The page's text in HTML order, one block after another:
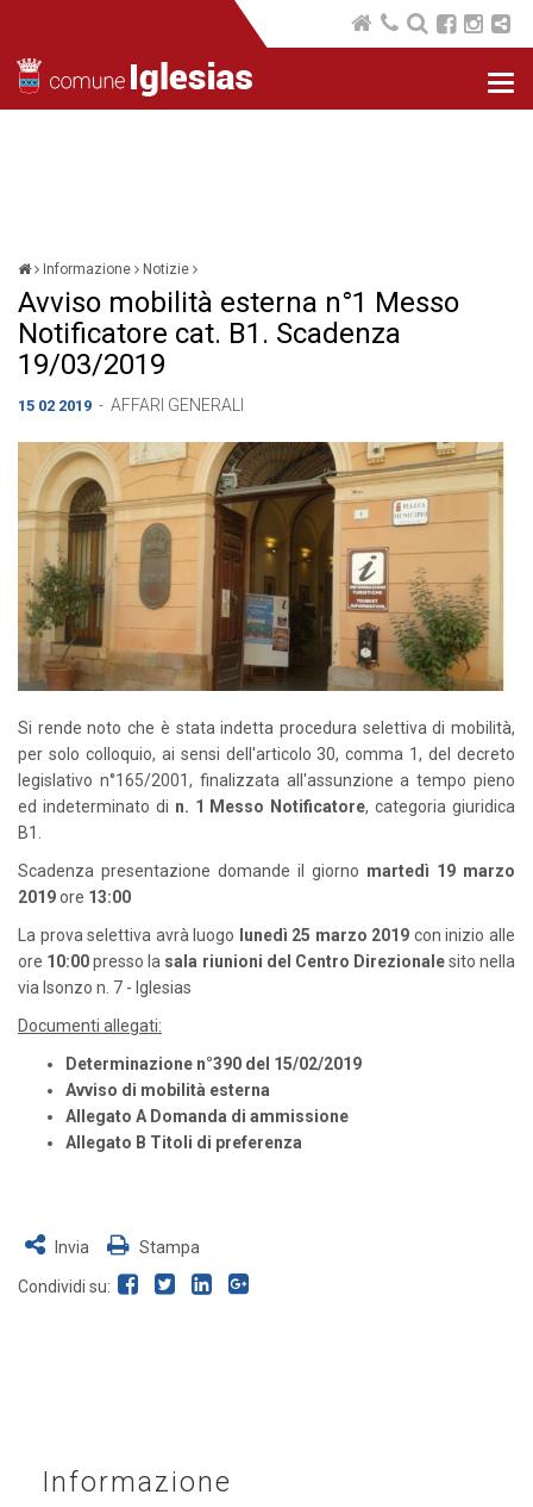
Informazione Notizie
Avviso mobilità esterna n°1 Messo
Notificatore cat. B1. Scadenza
19/03/2019
15 02 2019 - AFFARI GENERALI
Si rende noto che è stata indetta procedura selettiva di mobilità,
per solo colloquio, ai sensi dell'articolo 30, comma 1, del decreto
legislativo n°165/2001, finalizzata all'assunzione a tempo pieno
ed indeterminato di n. 1 Messo Notificatore, categoria giuridica
B1.
Scadenza presentazione domande il giorno martedì 19 marzo
2019ore 13:00
La prova selettiva avrà luogo
lunedì 25 marzo 2019 con inizio alle
ore 10:00presso la sala riunioni del Centro Direzionalesito nella
via Isonzo n. 7 - Iglesias
Documenti allegati:
Determinazione n°390 del 15/02/2019
Avviso di mobilità esterna
Allegato A Domanda di ammissione
Allegato B Titoli di preferenza
Invia Stampa
Condividi su:
Informazione